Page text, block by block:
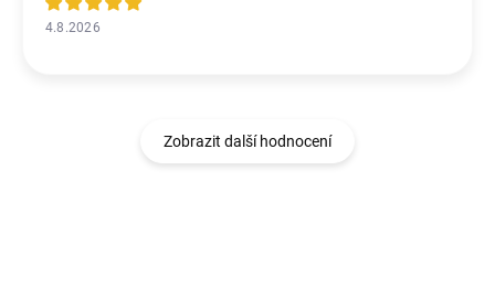
4.8.2026
Zobrazit další hodnocení